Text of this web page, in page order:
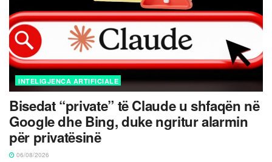
INTELIGJENCA ARTIFICIALE
Bisedat “private” të Claude u shfaqën në
Google dhe Bing, duke ngritur alarmin
për privatësinë
06/08/2026